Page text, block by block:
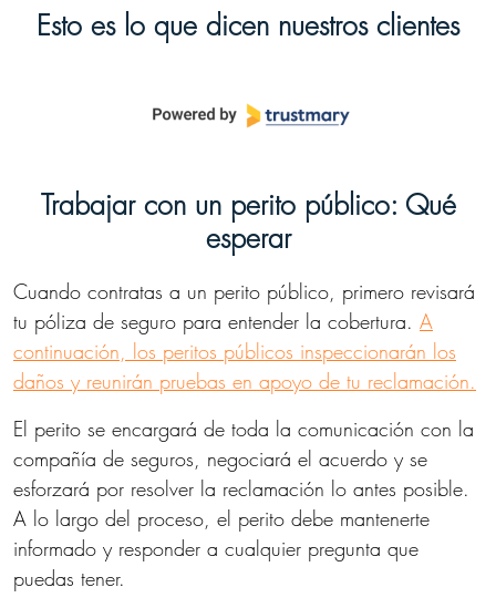
Esto es lo que dicen nuestros clientes
Trabajar con un perito público: Qué
esperar
Cuando contratas a un perito público, primero revisará
tu póliza de seguro para entender la cobertura. A
continuación, los peritos públicos inspeccionarán los
daños y reunirán pruebas en apoyo de tu reclamación.
El perito se encargará de toda la comunicación con la
compañía de seguros, negociará el acuerdo y se
esforzará por resolver la reclamación lo antes posible.
A lo largo del proceso, el perito debe mantenerte
informado y responder a cualquier pregunta que
puedas tener.